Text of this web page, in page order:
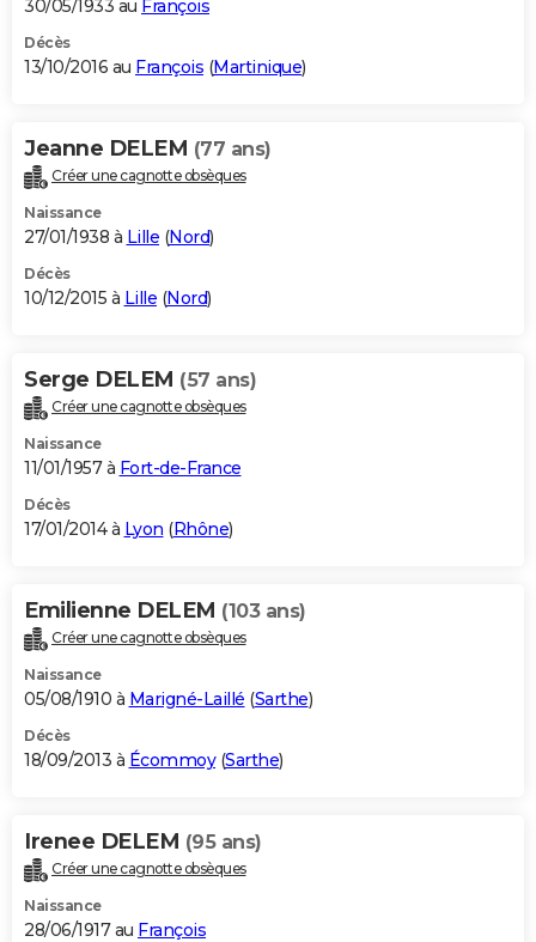
30/05/1933 au François
Décès
13/10/2016 au François (Martinique)
Jeanne DELEM (77 ans)
Créer une cagnotte obsèques
Naissance
27/01/1938 à Lille (Nord)
Décès
10/12/2015 à Lille (Nord)
Serge DELEM (57 ans)
Créer une cagnotte obsèques
Naissance
11/01/1957 à Fort-de-France
Décès
17/01/2014 à Lyon (Rhône)
Emilienne DELEM (103 ans)
Créer une cagnotte obsèques
Naissance
05/08/1910 à Marigné-Laillé (Sarthe)
Décès
18/09/2013 à Écommoy(Sarthe)
Irenee DELEM (95 ans)
Créer une cagnotte obsèques
Naissance
28/06/1917 au François